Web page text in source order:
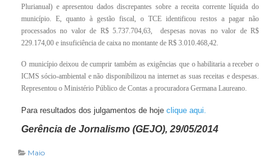
Plurianual) e apresentou dados discrepantes sobre a receita corrente líquida do
município. E, quanto à gestão fiscal, o TCE identificou restos a pagar não
processados no valor de R$ 5.737.704,63, despesas novas no valor de R$
229.174,00 e insuficiência de caixa no montante de R$ 3.010.468,42.
O município deixou de cumprir também as exigências que o habilitaria a receber o
ICMS sócio-ambiental e não disponibilizou na internet as suas receitas e despesas.
Representou o Ministério Público de Contas a procuradora Germana Laureano.
Para resultados dos julgamentos de hoje clique aqui.
Gerência de Jornalismo (GEJO), 29/05/2014
Maio